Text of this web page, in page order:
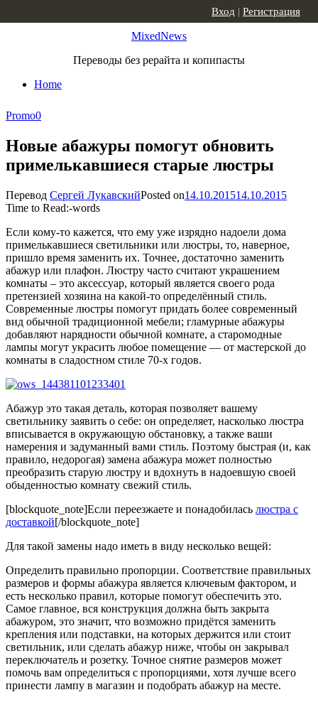
MixedNews
Переводы без рерайта и копипасты
Home
Вход | Регистрация
Promo0
Новые абажуры помогут обновить
примелькавшиеся старые люстры
Перевод Сергей ЛукавскийPosted on14.10.201514.10.2015
Time to Read:-words
Если кому-то кажется, что ему уже изрядно надоели дома
примелькавшиеся светильники или люстры, то, наверное,
пришло время заменить их. Точнее, достаточно заменить
абажур или плафон. Люстру часто считают украшением
комнаты – это аксессуар, который является своего рода
претензией хозяина на какой-то определённый стиль.
Современные люстры помогут придать более современный
вид обычной традиционной мебели; гламурные абажуры
добавляют нарядности обычной комнате, а старомодные
лампы могут украсить любое помещение — от мастерской до
комнаты в сладостном стиле 70-х годов.
Абажур это такая деталь, которая позволяет вашему
светильнику заявить о себе: он определяет, насколько люстра
вписывается в окружающую обстановку, а также ваши
намерения и задуманный вами стиль. Поэтому быстрая (и, как
правило, недорогая) замена абажура может полностью
преобразить старую люстру и вдохнуть в надоевшую своей
обыденностью комнату свежий стиль.
[blockquote_note]Если переезжаете и понадобилась люстра с
доставкой[/blockquote_note]
Для такой замены надо иметь в виду несколько вещей:
Определить правильно пропорции. Соответствие правильных
размеров и формы абажура является ключевым фактором, и
есть несколько правил, которые помогут обеспечить это.
Самое главное, вся конструкция должна быть закрыта
абажуром, это значит, что возможно придётся заменить
крепления или подставки, на которых держится или стоит
светильник, или сделать абажур ниже, чтобы он закрывал
переключатель и розетку. Точное снятие размеров может
помочь вам определиться с пропорциями, хотя лучше всего
принести лампу в магазин и подобрать абажур на месте.